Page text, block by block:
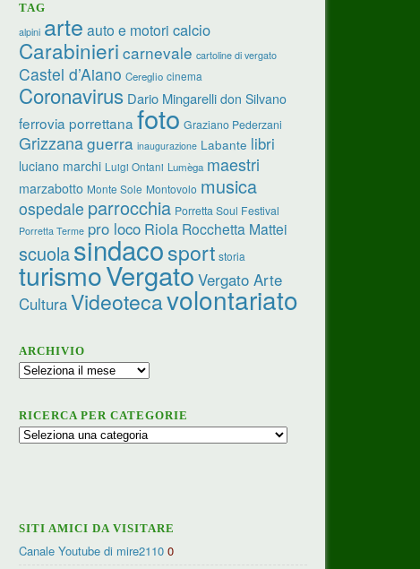
TAG
alpini arte auto e motori calcio
Carabinieri carnevale cartoline di vergato
Castel d’Aiano Cereglio cinema
Coronavirus Dario Mingarelli don Silvano
ferrovia porrettana foto Graziano Pederzani
Grizzanaguerra inaugurazione Labante libri
luciano marchi Luigi Ontani Lumèga maestri
marzabotto Monte Sole Montovolo musica
ospedale parrocchia Porretta Soul Festival
Porretta Terme pro loco Riola Rocchetta Mattei
scuolasindacosport storia
turismoVergato Vergato Arte
CulturaVideotecavolontariato
ARCHIVIO
Archivio
RICERCA PER CATEGORIE
Ricerca
SITI AMICI DA VISITARE
Canale Youtube di mire2110 0